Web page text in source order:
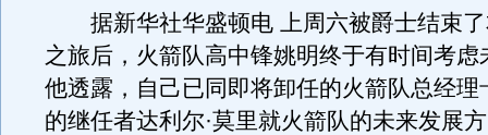
据新华社华盛顿电 上周六被爵士结束了
之旅后，火箭队高中锋姚明终于有时间考虑
他透露，自己已同即将卸任的火箭队总经理
的继任者达利尔·莫里就火箭队的未来发展